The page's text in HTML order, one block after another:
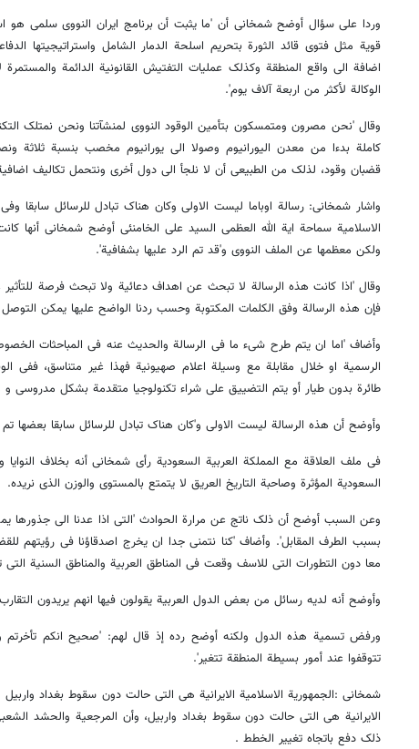
وردا علی سؤال أوضح شمخانی أن 'ما یثبت أن برنامج ایران النووی سلمی هو
قویة مثل فتوی قائد الثورة بتحریم اسلحة الدمار الشامل واستراتیجیتها
الوکالة لأکثر من اربعة آلاف یوم'.
وقال 'نحن مصرون ومتمسکون بتأمین الوقود النووی لمنشآتنا ونحن نمتلک
کاملة بدءا من معدن الیورانیوم وصولا الی یورانیوم مخصب بنسبة ثلاثة
قضبان وقود، لذلک من الطبیعی أن لا نلجأ الی دول أخری ونتحمل تکالیف
واشار شمخانی: رسالة اوباما لیست الاولی وکان هناک تبادل للرسائل سابقا وفی
الاسلامیة سماحة ایة الله العظمی السید علی الخامنئی أوضح شمخانی أنها
ولکن معظمها عن الملف النووی و'قد تم الرد علیها بشفافیة'.
وقال 'اذا کانت هذه الرسالة لا تبحث عن اهداف دعائیة ولا تبحث فرصة للتأثیر
فإن هذه الرسالة وفق الکلمات المکتوبة وحسب ردنا الواضح علیها یمکن التوصل
وأضاف 'اما ان یتم طرح شیء ما فی الرسالة والحدیث عنه فی المباحثات
الرسمیة او خلال مقابلة مع وسیلة اعلام صهیونیة فهذا غیر متناسق، ففی
طائرة بدون طیار أو یتم التضییق علی شراء تکنولوجیا متقدمة بشکل مدروسی
وأوضح أن هذه الرسالة لیست الاولی و'کان هناک تبادل للرسائل سابقا بعضها تم
فی ملف العلاقة مع المملکة العربیة السعودیة رأی شمخانی أنه بخلاف
السعودیة المؤثرة وصاحبة التاریخ العریق لا یتمتع بالمستوی والوزن الذی نریده.
وعن السبب أوضح أن ذلک ناتج عن مرارة الحوادث 'التی اذا عدنا الی جذورها
بسبب الطرف المقابل'. وأضاف 'کنا نتمنی جدا ان یخرج اصدقاؤنا فی رؤیتهم
معا دون التطورات التی للاسف وقعت فی المناطق العربیة والمناطق السنیة التی
وأوضح أنه لدیه رسائل من بعض الدول العربیة یقولون فیها انهم یریدون
ورفض تسمیة هذه الدول ولکنه أوضح رده إذ قال لهم: 'صحیح انکم تأخرتم
تتوقفوا عند أمور بسیطة المنطقة تتغیر'.
شمخانی :الجمهوریة الاسلامیة الایرانیة هی التی حالت دون سقوط بغداد
الایرانیة هی التی حالت دون سقوط بغداد واربیل، وأن المرجعیة والحشد
ذلک دفع باتجاه تغییر الخطط .